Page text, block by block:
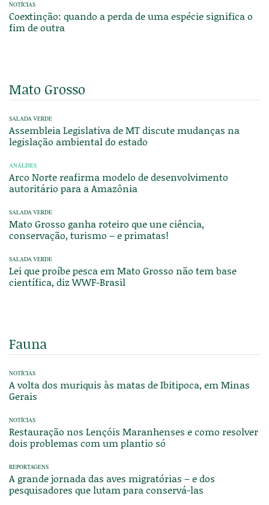
NOTÍCIAS
Coextinção: quando a perda de uma espécie significa o
fim de outra
Mato Grosso
SALADA VERDE
Assembleia Legislativa de MT discute mudanças na
legislação ambiental do estado
ANÁLISES
Arco Norte reafirma modelo de desenvolvimento
autoritário para a Amazônia
SALADA VERDE
Mato Grosso ganha roteiro que une ciência,
conservação, turismo – e primatas!
SALADA VERDE
Lei que proíbe pesca em Mato Grosso não tem base
científica, diz WWF-Brasil
Fauna
NOTÍCIAS
A volta dos muriquis às matas de Ibitipoca, em Minas
Gerais
NOTÍCIAS
Restauração nos Lençóis Maranhenses e como resolver
dois problemas com um plantio só
REPORTAGENS
A grande jornada das aves migratórias – e dos
pesquisadores que lutam para conservá-las